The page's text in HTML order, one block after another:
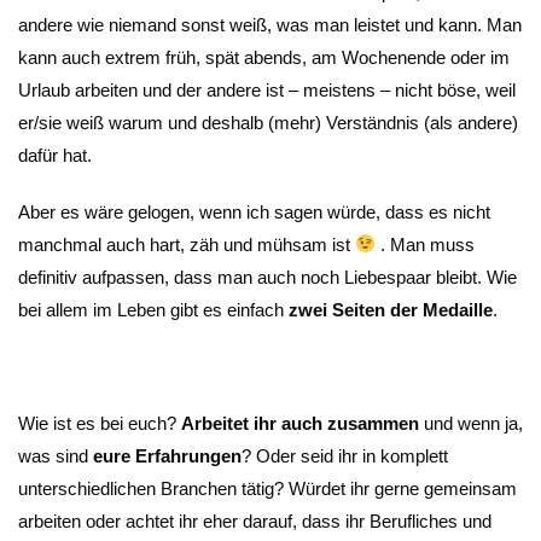
andere wie niemand sonst weiß, was man leistet und kann. Man
kann auch extrem früh, spät abends, am Wochenende oder im
Urlaub arbeiten und der andere ist – meistens – nicht böse, weil
er/sie weiß warum und deshalb (mehr) Verständnis (als andere)
dafür hat.
Aber es wäre gelogen, wenn ich sagen würde, dass es nicht
manchmal auch hart, zäh und mühsam ist
. Man muss
definitiv aufpassen, dass man auch noch Liebespaar bleibt. Wie
bei allem im Leben gibt es einfach zwei Seiten der Medaille.
Wie ist es bei euch? Arbeitet ihr auch zusammen und wenn ja,
was sind eure Erfahrungen? Oder seid ihr in komplett
unterschiedlichen Branchen tätig? Würdet ihr gerne gemeinsam
arbeiten oder achtet ihr eher darauf, dass ihr Berufliches und